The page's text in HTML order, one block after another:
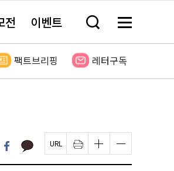
전 이벤트 검
창
기
메
전
보
팩트브리핑 레터구독
페
이
스
카
카 페
이
지
인
쇄
하
글
자
크
글
자
크